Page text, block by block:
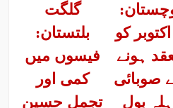
گلگت
بلتستان:
فیسوں میں
کمی اور
تجمل حسین
25 اکتوبر کو
ہونے
صوبائی
بول